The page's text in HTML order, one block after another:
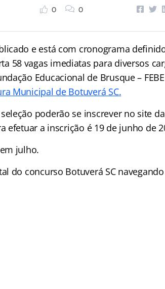
0 0
e está com cronograma
58 vagas imediatas para diversos
Educacional de Brusque –
Municipal de Botuverá SC.
poderão se inscrever no site
efetuar a inscrição é 19 de junho de
julho.
do concurso Botuverá SC